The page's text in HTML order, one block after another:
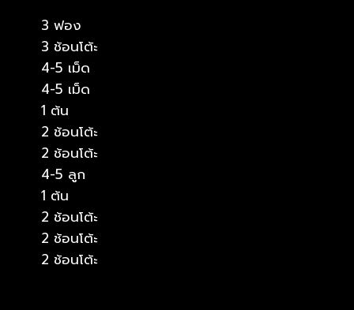
3 ฟอง
3 ช้อนโต้ะ
4-5 เม็ด
4-5 เม็ด
1 ต้น
2 ช้อนโต้ะ
2 ช้อนโต้ะ
4-5 ลูก
1 ต้น
2 ช้อนโต้ะ
2 ช้อนโต้ะ
2 ช้อนโต้ะ